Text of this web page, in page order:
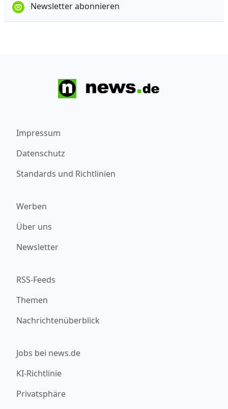
Newsletter abonnieren
Impressum
Datenschutz
Standards und Richtlinien
Werben
Über uns
Newsletter
RSS-Feeds
Themen
Nachrichtenüberblick
Jobs bei news.de
KI-Richtlinie
Privatsphäre